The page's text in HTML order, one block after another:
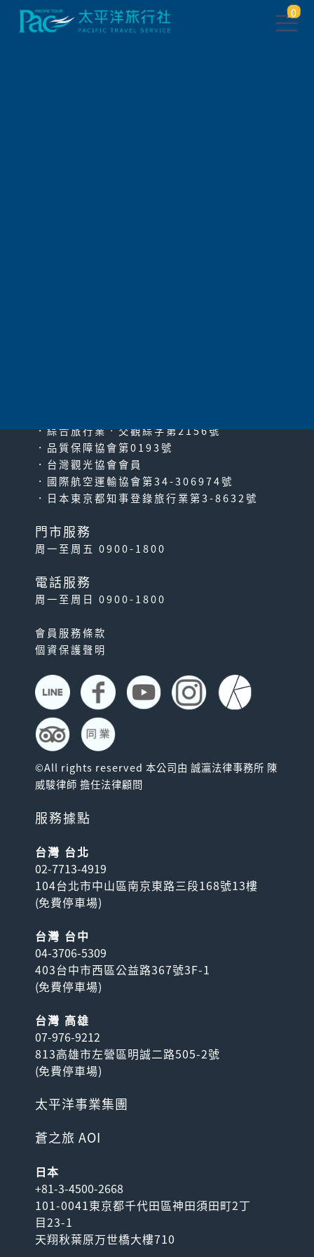
0
．綜合旅行業‧交觀綜字第2156號
．品質保障協會第0193號
．台灣觀光協會會員
．國際航空運輸協會第34-306974號
．日本東京都知事登錄旅行業第3-8632號
門市服務
周一至周五 0900-1800
電話服務
周一至周日 0900-1800
會員服務條款
個資保護聲明
©All rights reserved 本公司由 誠瀛法律事務所 陳
威駿律師 擔任法律顧問
服務據點
台灣 台北
02-7713-4919
104台北市中山區南京東路三段168號13樓
(免費停車場)
台灣 台中
04-3706-5309
403台中市西區公益路367號3F-1
(免費停車場)
台灣 高雄
07-976-9212
813高雄市左營區明誠二路505-2號
(免費停車場)
太平洋事業集團
蒼之旅 AOI
日本
+81-3-4500-2668
101-0041東京都千代田區神田須田町2丁
目23-1
天翔秋葉原万世橋大樓710